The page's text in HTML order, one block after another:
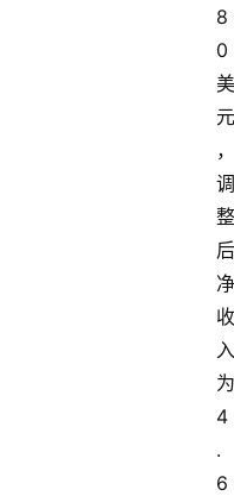
8
0
美
元
，
调
整
后
净
收
入
为
4
.
6